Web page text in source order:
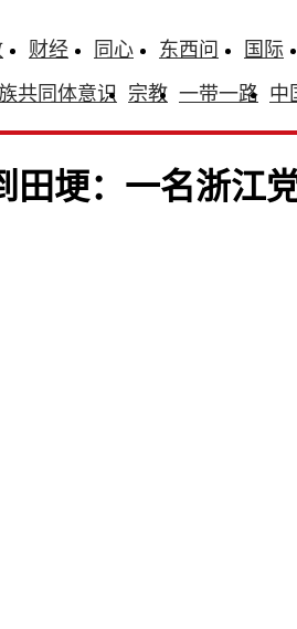
财经 同心 东西问 国际
共同体意识
宗教 一带一路 中
田埂：一名浙江